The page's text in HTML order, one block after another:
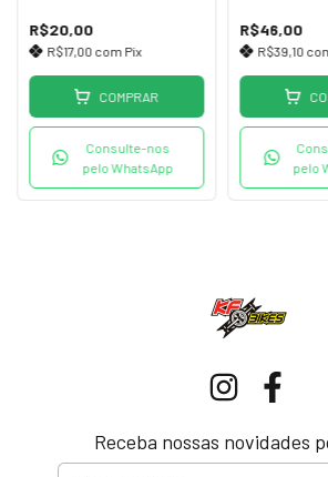
R$20,00
R$17,00 com Pix
COMPRAR
Consulte-nos
pelo WhatsApp
R$46,00
R$39,10
pelo
Receba nossas novidades